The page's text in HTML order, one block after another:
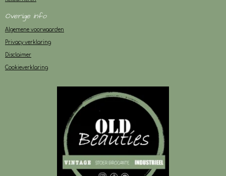
Overige info
Algemene voorwaarden
Privacy verklaring
Disclaimer
Cookieverklaring